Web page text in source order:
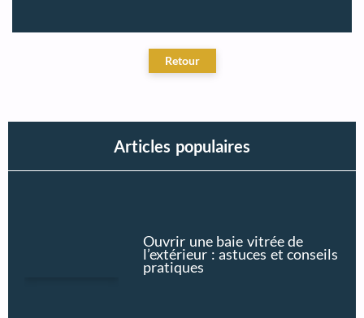
Articles populaires
Ouvrir une baie vitrée de
l’extérieur : astuces et conseils
pratiques